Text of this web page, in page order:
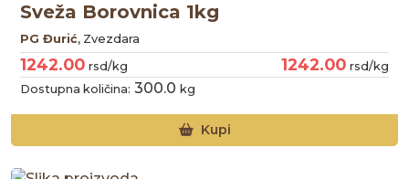
Sveža Borovnica 1kg
PG Đurić, Zvezdara
1242.00 rsd/kg 1242.00 rsd/kg
Dostupna količina: 300.0 kg
Kupi